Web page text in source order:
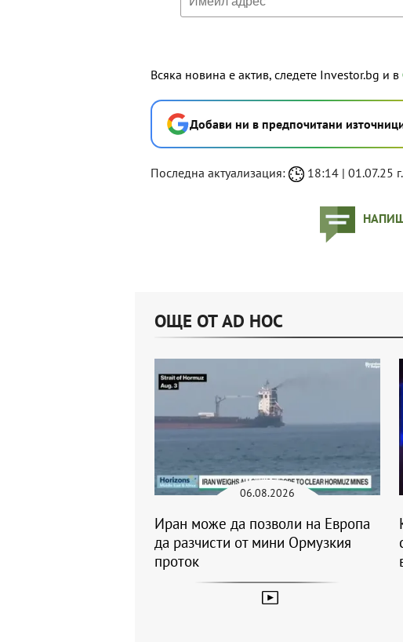
Всяка новина е актив, следете Investor.bg и в
Добави ни в предпочитани
Последна актуализация: 18:14 | 01.07.25 г.
ОЩЕ ОТ AD HOC
06.08.2026
Иран може да позволи на Европа
да разчисти от мини Ормузкия
проток